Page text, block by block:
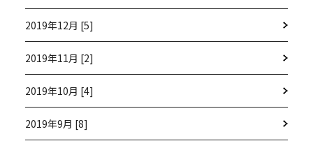
2019年12月 [5]
2019年11月 [2]
2019年10月 [4]
2019年9月 [8]